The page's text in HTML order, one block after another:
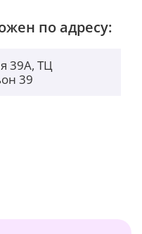
пальца
защитой,
пальцев,
по адресу:
39А, ТЦ
39